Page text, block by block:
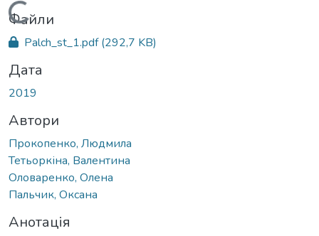
Вантажиться...
Файли
Palch_st_1.pdf(292,7 KB)
Дата
2019
Автори
Прокопенко, Людмила
Тетьоркіна, Валентина
Оловаренко, Олена
Пальчик, Оксана
Анотація